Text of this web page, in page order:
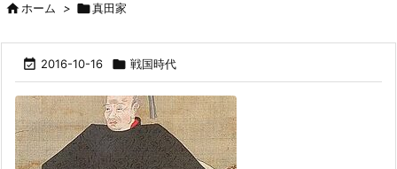
ホーム > 真田家
 2016-10-16  戦国時代